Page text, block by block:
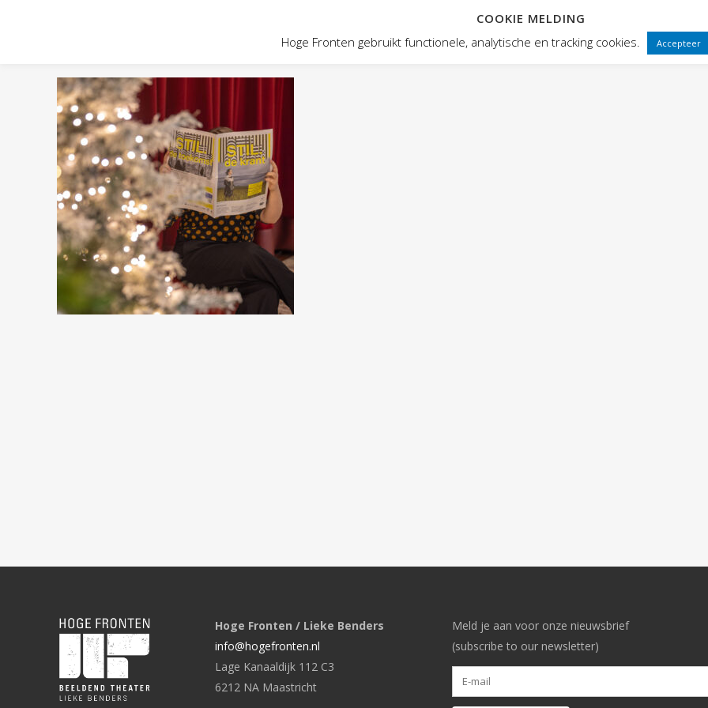
VOORSTELLINGEN PUBLIEKSWERKING
Hoge Fronten / Lieke Benders
info@hogefronten.nl
Lage Kanaaldijk 112 C3
6212 NA Maastricht
Meld je aan voor onze nieuwsbrief
(subscribe to our newsletter)
COOKIE MELDING
Hoge Fronten gebruikt functionele, analytische en tracking cookies.
Accepteer